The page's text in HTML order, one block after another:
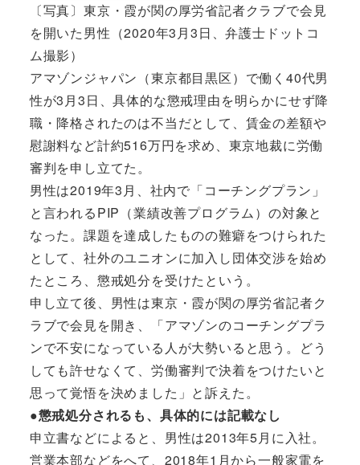
〔写真〕東京・霞が関の厚労省記者クラブで会見
を開いた男性（2020年3月3日、弁護士ドットコ
ム撮影）
アマゾンジャパン（東京都目黒区）で働く40代男
性が3月3日、具体的な懲戒理由を明らかにせず降
職・降格されたのは不当だとして、賃金の差額や
慰謝料など計約516万円を求め、東京地裁に労働
審判を申し立てた。
男性は2019年3月、社内で「コーチングプラン」
と言われるPIP（業績改善プログラム）の対象と
なった。課題を達成したものの難癖をつけられた
として、社外のユニオンに加入し団体交渉を始め
たところ、懲戒処分を受けたという。
申し立て後、男性は東京・霞が関の厚労省記者ク
ラブで会見を開き、「アマゾンのコーチングプラ
ンで不安になっている人が大勢いると思う。どう
しても許せなくて、労働審判で決着をつけたいと
思って覚悟を決めました」と訴えた。
●懲戒処分されるも、具体的には記載なし
申立書などによると、男性は2013年5月に入社。
営業本部などをへて、2018年1月から一般家電を